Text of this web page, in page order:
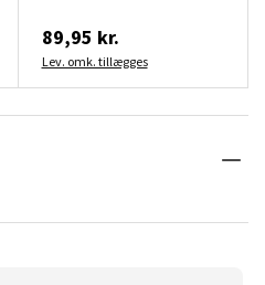
89,95 kr.
Lev. omk. tillægges